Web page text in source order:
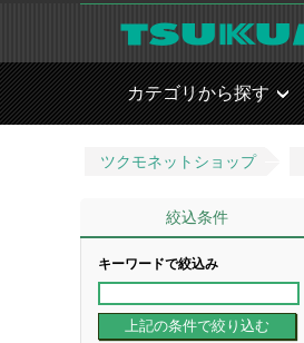
カテゴリから探す
ツクモネットショップ
絞込条件
キーワードで絞込み